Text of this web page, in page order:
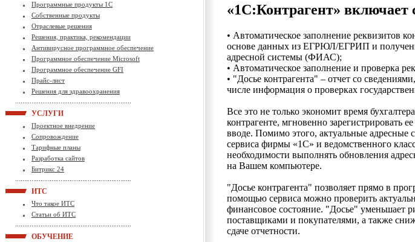
Программные продукты 1С
Собственные продукты
Отраслевые решения
Решения, практика, рекомендации
Антивирусное программное обеспечение
Программное обеспечение Microsoft
Программное обеспечение GFI
Прайс-лист
Решения для здравоохранения
УСЛУГИ
Проектное внедрение
Сопровождение
Тарифные планы
Разработка сайтов
Битрикс 24
ИТС
Что такое ИТС
Статьи об ИТС
ОБУЧЕНИЕ
«1С:Контрагент»
• Автоматическое заполнение реквизитов
основе данных из ЕГРЮЛ/ЕГРИП и
адресной системы (ФИАС);
• Автоматическое заполнение и
• "Досье контрагента" – отчет со
числе информация о проверках
Все это не только экономит время
контрагенте, мгновенно
вводе. Помимо этого, актуальные адресные
сервиса фирмы «1С» и ведомственного
необходимости выполнять обновления
на Вашем компьютере.
"Досье контрагента" позволяет прямо в
помощью сервиса можно проверить
финансовое состояние. "Досье" уменьшает
поставщиками и покупателями, а также
сдаче отчетности.